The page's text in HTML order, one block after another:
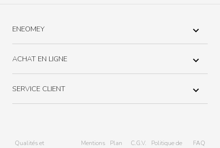
ENEOMEY 
ACHAT EN LIGNE 
SERVICE CLIENT 
Qualités et
Mentions
Plan
C.G.V.
Politique de
FAQ